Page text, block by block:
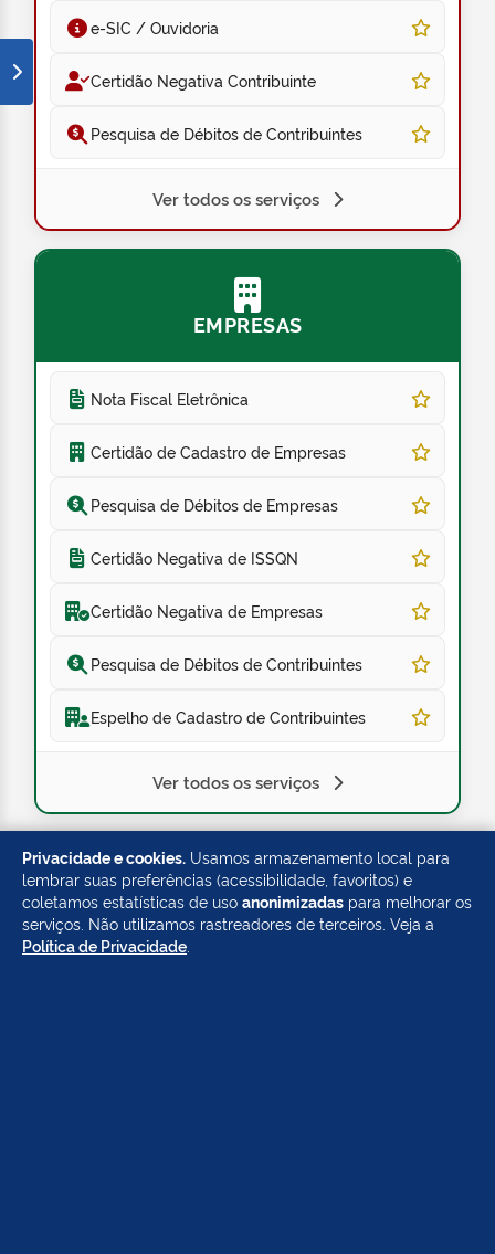
e-SIC / Ouvidoria
Certidão Negativa Contribuinte
Pesquisa de Débitos de Contribuintes
Ver todos os serviços
EMPRESAS
Nota Fiscal Eletrônica
Certidão de Cadastro de Empresas
Pesquisa de Débitos de Empresas
Certidão Negativa de ISSQN
Certidão Negativa de Empresas
Pesquisa de Débitos de Contribuintes
Espelho de Cadastro de Contribuintes
Ver todos os serviços
FUNCIONÁRIOS
Privacidade e cookies. Usamos armazenamento local para
lembrar suas preferências (acessibilidade, favoritos) e
coletamos estatísticas de uso anonimizadas para melhorar os
serviços. Não utilizamos rastreadores de terceiros. Veja a
Política de Privacidade.